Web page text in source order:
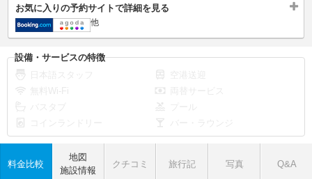
お気に入りの予約サイトで詳細を見る
他
設備・サービスの特徴
料金比較
地図
施設情報
クチコミ 旅行記 写真 Q&A